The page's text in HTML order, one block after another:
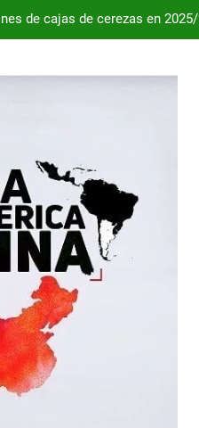
de cajas de cerezas en
de cajas de cerezas en
industria automotriz argentina
acumulado de Argentina con